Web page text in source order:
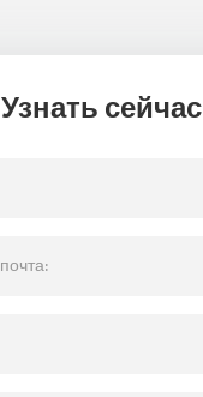
Узнать сейчас